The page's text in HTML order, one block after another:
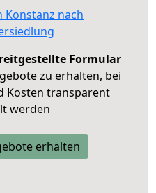
Konstanz nach
Formular
zu erhalten, bei
Kosten transparent
werden
erhalten